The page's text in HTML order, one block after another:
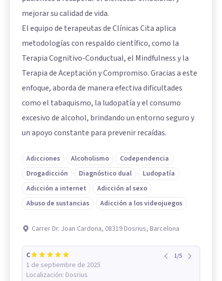
mejorar su calidad de vida.
El equipo de terapeutas de Clínicas Cita aplica
metodologías con respaldo científico, como la
Terapia Cognitivo-Conductual, el Mindfulness y la
Terapia de Aceptación y Compromiso. Gracias a este
enfoque, aborda de manera efectiva dificultades
como el tabaquismo, la ludopatía y el consumo
excesivo de alcohol, brindando un entorno seguro y
un apoyo constante para prevenir recaídas.
Adicciones Alcoholismo
Codependencia
Drogadicción
Diagnóstico dual
Ludopatía
Adicción a internet
Adicción al sexo
Abuso de sustancias
Adicción a los videojuegos
Carrer Dr. Joan Cardona, 08319 Dosrius, Barcelona
C
1 de septiembre de 2025
Localización: Dosrius
1/5